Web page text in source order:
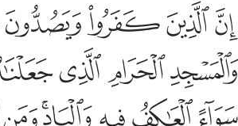
ان الذين كفروا ويصدون عن سبيل الله والمسجد
إِنَّ ٱلَّذِينَ كَفَرُوا۟ وَيَصُدُّونَ عَن سَبِيلِ ٱللَّهِ
ﱋﱌﱍﱎ
ﱒﱓﱔ